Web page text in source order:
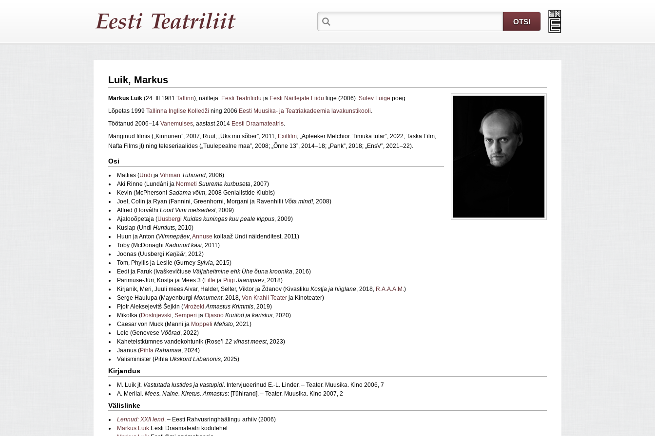
Luik, Markus
Markus Luik (24. III 1981 Tallinn), näitleja. Eesti Teatriliidu ja Eesti Näitlejate Liidu liige (2006). Sulev Luige poeg.
Lõpetas 1999 Tallinna Inglise Kolledži ning 2006 Eesti Muusika- ja Teatriakadeemia lavakunstikooli.
Töötanud 2006–14 Vanemuises, aastast 2014 Eesti Draamateatris.
Mänginud filmis („Kinnunen”, 2007, Ruut; „Üks mu sõber”, 2011, Exitfilm; „Apteeker Melchior. Timuka tütar”, 2022, Taska Film,
Nafta Films jt) ning teleseriaalides („Tuulepealne maa”, 2008; „Õnne 13”, 2014–18; „Pank”, 2018; „EnsV”, 2021–22).
Osi
Mattias (Undi ja Vihmari Tühirand, 2006)
Aki Rinne (Lundáni ja Normeti Suurema kurbuseta, 2007)
Kevin (McPhersoni Sadama võim, 2008 Genialistide Klubis)
Joel, Colin ja Ryan (Fannini, Greenhorni, Morgani ja Ravenhilli Võta mind!, 2008)
Alfred (Horváthi Lood Viini metsadest, 2009)
Ajalooõpetaja (Uusbergi Kuidas kuningas kuu peale kippus, 2009)
Kuslap (Undi Huntluts, 2010)
Huun ja Anton (Viimnepäev,Annuse kollaaž Undi näidenditest, 2011)
Toby (McDonaghi Kadunud käsi, 2011)
Joonas (Uusbergi Karjäär, 2012)
Tom, Phyllis ja Leslie (Gurney Sylvia, 2015)
Eedi ja Faruk (Ivaškevičiuse Väljaheitmine ehk Ühe õuna kroonika, 2016)
Pärimuse-Jüri, Kostja ja Mees 3 (Lille ja Piigi Jaanipäev, 2018)
Kirjanik, Meri, Juuli mees Aivar, Halder, Selter, Viktor ja Ždanov (Kivastiku Kostja ja hiiglane, 2018, R.A.A.A.M.)
Serge Haulupa (Mayenburgi Monument, 2018, Von Krahli Teater ja Kinoteater)
Pjotr Aleksejevitš Šejkin (Mrożeki Armastus Krimmis, 2019)
Mikolka (Dostojevski, Semperi ja Ojasoo Kuritöö ja karistus, 2020)
Caesar von Muck (Manni ja Moppeli Mefisto, 2021)
Lele (Genovese Võõrad, 2022)
Kaheteistkümnes vandekohtunik (Rose’i 12 vihast meest, 2023)
Jaanus (Pihla Rahamaa, 2024)
Välisminister (Pihla Ükskord Liibanonis, 2025)
Kirjandus
M. Luik jt. Vastutada lustides ja vastupidi. Intervjueerinud E.-L. Linder. – Teater. Muusika. Kino 2006, 7
A. Merilai. Mees. Naine. Kiretus. Armastus: [Tühirand]. – Teater. Muusika. Kino 2007, 2
Välislinke
Lennud: XXII lend. – Eesti Rahvusringhäälingu arhiiv (2006)
Markus Luik Eesti Draamateatri kodulehel